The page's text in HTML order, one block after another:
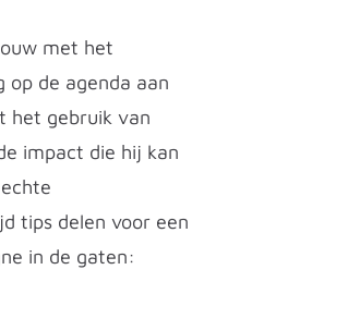
met het
de agenda aan
het gebruik van
impact die hij kan
tips delen voor een
in de gaten: